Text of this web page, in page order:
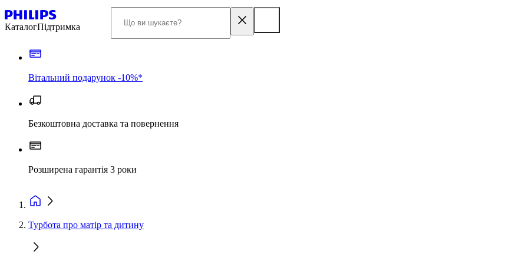
КаталогПідтримка
Вітальний подарунок -10%*
Безкоштовна доставка та повернення
Розширена гарантія 3 роки
Турбота про матір та дитину